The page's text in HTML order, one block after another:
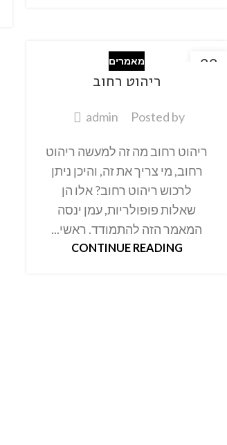
22 מאמרים
ריהוט רחוב
Posted by
admin
ריהוט רחוב מה זה למעשה ריהוט
רחוב, מי צריך את זה, והיכן ניתן
לרכוש ריהוט רחוב? אלו הן
שאלות פופולריות, עמן ינסה
המאמר הזה להתמודד. ראשי...
CONTINUE READING